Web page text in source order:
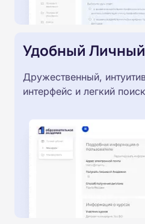
Удобный
Дружественный,
интерфейс и легкий